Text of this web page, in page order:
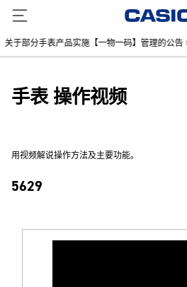
关于部分手表产品实施【一物一码】管理的公告 >
手表 操作视频
用视频解说操作方法及主要功能。
5629